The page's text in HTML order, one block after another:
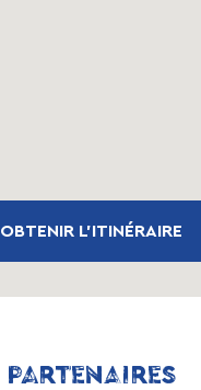
OBTENIR L'ITINÉRAIRE
PARTENAIRES